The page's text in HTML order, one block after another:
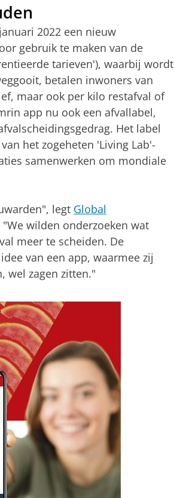
2022 een nieuw
gebruik te maken van de
tarieven'), waarbij wordt
betalen inwoners van
maar ook per kilo restafval of
app nu ook een afvallabel,
Het label
het zogeheten 'Living Lab'-
samenwerken om mondiale
legt Global
wilden onderzoeken wat
meer te scheiden. De
van een app, waarmee zij
wel zagen zitten."